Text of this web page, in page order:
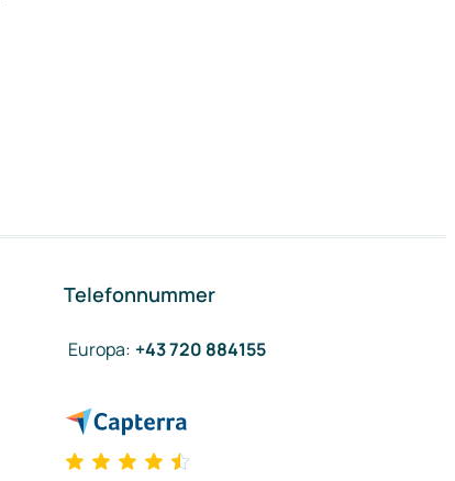
Telefonnummer
Europa: +43 720 884155